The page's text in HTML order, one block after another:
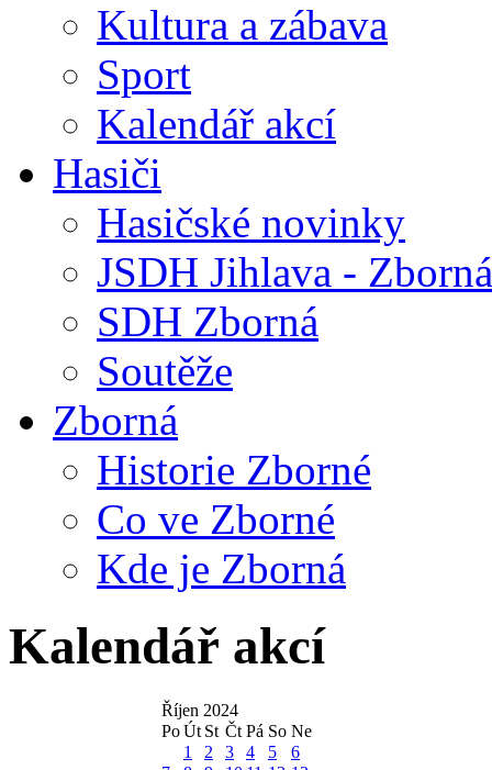
Kultura a zábava
Sport
Kalendář akcí
Hasiči
Hasičské novinky
JSDH Jihlava - Zborná
SDH Zborná
Soutěže
Zborná
Historie Zborné
Co ve Zborné
Kde je Zborná
Kalendář akcí
Říjen 2024
PoÚt St Čt Pá So Ne
1
2 3 4 5
6